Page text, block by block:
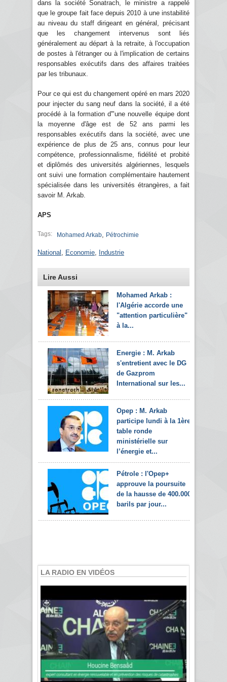
dans la société Sonatrach, le ministre a rappelé
que le groupe fait face depuis 2010 à une instabilité
au niveau du staff dirigeant en général, précisant
que les changement intervenus sont liés
généralement au départ à la retraite, à l'occupation
de postes à l'étranger ou à l'implication de certains
responsables exécutifs dans des affaires traitées
par les tribunaux.
Pour ce qui est du changement opéré en mars 2020
pour injecter du sang neuf dans la société, il a été
procédé à la formation d'"une nouvelle équipe dont
la moyenne d'âge est de 52 ans parmi les
responsables exécutifs dans la société, avec une
expérience de plus de 25 ans, connus pour leur
compétence, professionnalisme, fidélité et probité
et diplômés des universités algériennes, lesquels
ont suivi une formation complémentaire hautement
spécialisée dans les universités étrangères, a fait
savoir M. Arkab.
APS
Tags: Mohamed Arkab Pétrochimie
National Economie Industrie
Lire Aussi
Mohamed Arkab :
l'Algérie accorde une
"attention particulière"
à la...
Energie : M. Arkab
s'entretient avec le DG
de Gazprom
International sur les...
Opep : M. Arkab
participe lundi à la 1ère
table ronde
ministérielle sur
l’énergie et...
Pétrole : l'Opep+
approuve la poursuite
de la hausse de 400.000
barils par jour...
LA RADIO EN VIDÉOS